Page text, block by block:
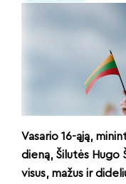
Vasario 16-ąją,
dieną, Šilutės Hugo
visus, mažus ir